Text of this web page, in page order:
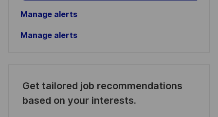
Manage alerts
Manage alerts
Get tailored job recommendations
based on your interests.